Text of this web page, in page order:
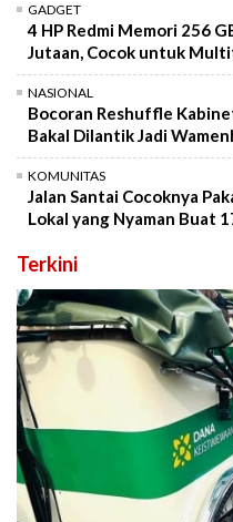
GADGET
4 HP Redmi Memori 256
Jutaan, Cocok untuk
NASIONAL
Bocoran Reshuffle
Bakal Dilantik Jadi
KOMUNITAS
Jalan Santai Cocoknya
Lokal yang Nyaman Buat
Terkini